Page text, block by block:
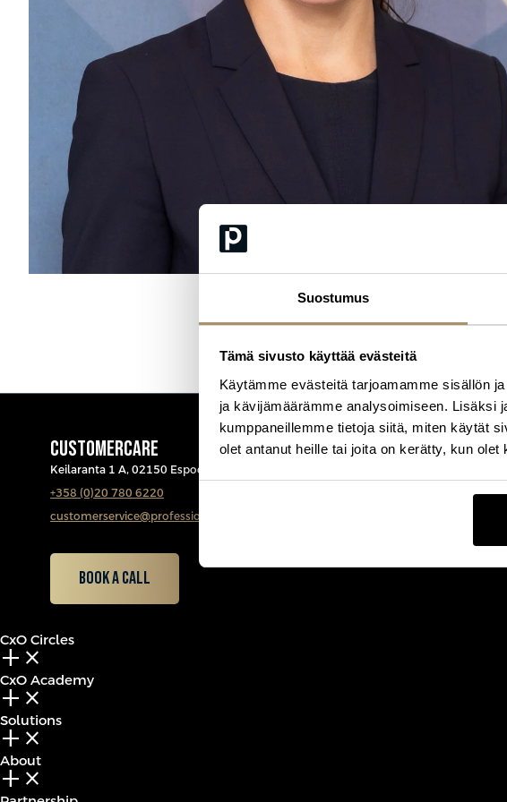
Suostumus
Tämä sivusto käyttää evästeitä
Käytämme evästeitä tarjoamamme sisällön
ja kävijämäärämme analysoimiseen. Lisäksi
kumppaneillemme tietoja siitä, miten käytät
olet antanut heille tai joita on kerätty, kun olet
CUSTOMERCARE
Keilaranta 1 A, 02150 Espoo
+358 (0)20 780 6220
customerservice@professio.fi
Book a call
CxO Circles
add_2 close
CxO Academy
add_2 close
Solutions
add_2 close
About
add_2 close